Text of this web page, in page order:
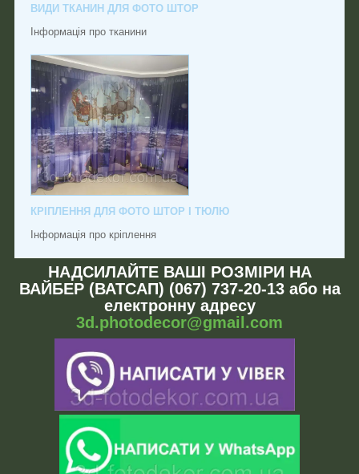
ВИДИ ТКАНИН ДЛЯ ФОТО ШТОР
Інформація про тканини
КРІПЛЕННЯ ДЛЯ ФОТО ШТОР І ТЮЛЮ
Інформація про кріплення
НАДСИЛАЙТЕ ВАШІ РОЗМІРИ НА
ВАЙБЕР (ВАТСАП) (067) 737-20-13 або на
електронну адресу
3d.photodecor@gmail.com